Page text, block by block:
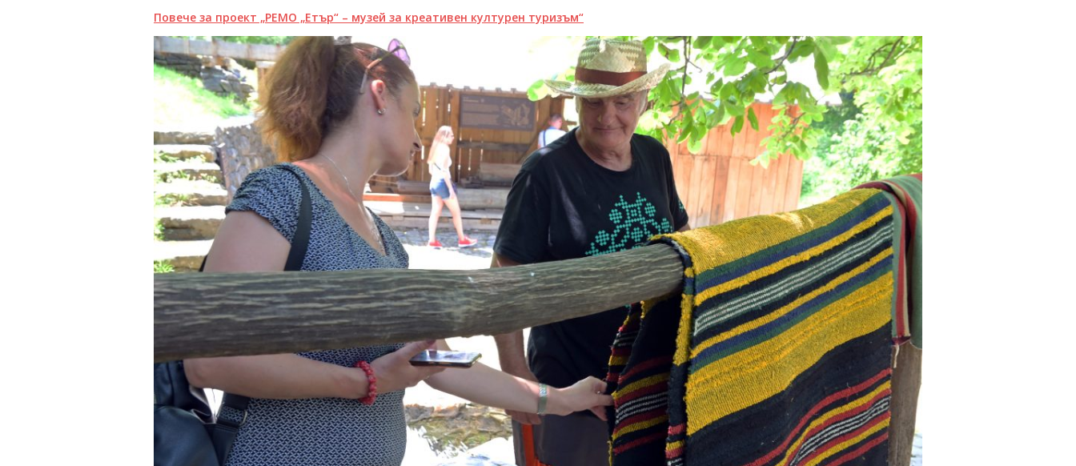
Повече за проект „РЕМО „Етър“ – музей за креативен културен туризъм“